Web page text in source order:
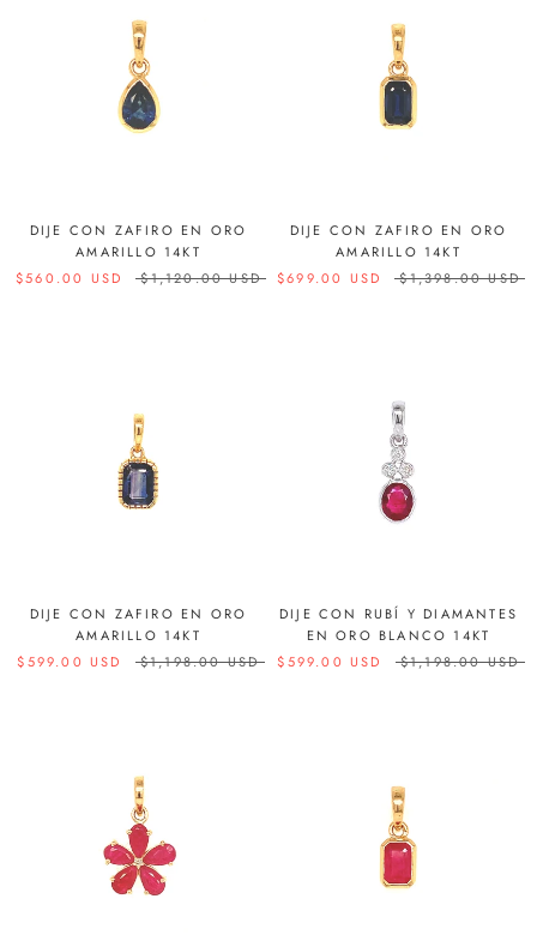
DIJE CON ZAFIRO EN ORO
AMARILLO 14KT
$560.00 USD
$1,120.00 USD
DIJE CON ZAFIRO EN ORO
AMARILLO 14KT
$699.00 USD
$1,398.00 USD
DIJE CON ZAFIRO EN ORO
AMARILLO 14KT
$599.00 USD
$1,198.00 USD
DIJE CON RUBÍ Y DIAMANTES
EN ORO BLANCO 14KT
$599.00 USD
$1,198.00 USD